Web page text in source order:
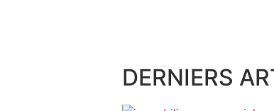
DERNIERS